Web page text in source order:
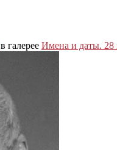
в галерее Имена и даты. 28